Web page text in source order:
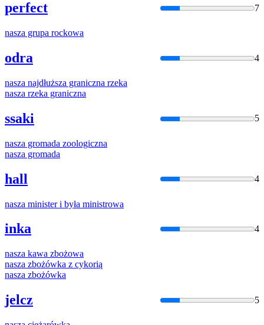
perfect 7
nasza grupa rockowa
odra 4
nasza najdłuższa graniczna rzeka
nasza rzeka graniczna
ssaki 5
nasza gromada zoologiczna
nasza gromada
hall 4
nasza minister i była ministrowa
inka 4
nasza kawa zbożowa
nasza zbożówka z cykorią
nasza zbożówka
jelcz 5